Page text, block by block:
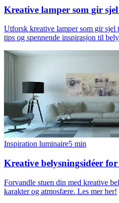
Kreative lamper som gir
Utforsk kreative lamper som gir sjel
tips og spennende inspirasjon til
Inspiration luminaire5 min
Kreative belysningsidéer
Forvandle stuen din med kreative
karakter og atmosfære. Les mer her!